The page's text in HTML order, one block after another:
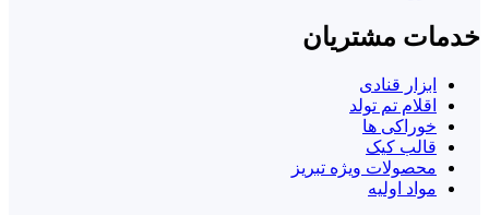
خدمات مشتریان
ابزار قنادی
اقلام تم تولد
خوراکی ها
قالب کیک
محصولات ویژه تبریز
مواد اولیه